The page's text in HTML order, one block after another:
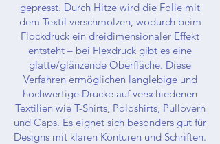
gepresst. Durch Hitze wird die Folie mit
dem Textil verschmolzen, wodurch beim
Flockdruck ein dreidimensionaler Effekt
entsteht – bei Flexdruck gibt es eine
glatte/glänzende Oberfläche. Diese
Verfahren ermöglichen langlebige und
hochwertige Drucke auf verschiedenen
Textilien wie T-Shirts, Poloshirts, Pullovern
und Caps. Es eignet sich besonders gut für
Designs mit klaren Konturen und Schriften.